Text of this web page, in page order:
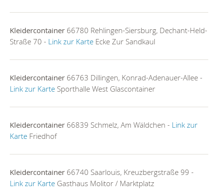
Kleidercontainer 66780 Rehlingen-Siersburg, Dechant-Held-
Straße 70 - Link zur Karte Ecke Zur Sandkaul
Kleidercontainer 66763 Dillingen, Konrad-Adenauer-Allee -
Link zur Karte Sporthalle West Glascontainer
Kleidercontainer 66839 Schmelz, Am Wäldchen - Link zur
Karte Friedhof
Kleidercontainer 66740 Saarlouis, Kreuzbergstraße 99 -
Link zur Karte Gasthaus Molitor / Marktplatz